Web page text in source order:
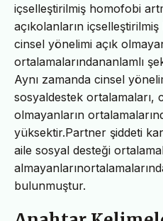
içselleştirilmiş homofobi
açıkolanların
cinsel yönelimi açık
ortalamalarındananlamlı
Aynı zamanda cinsel
sosyaldestek ortalamaları,
olmayanların
yüksektir.Partner şiddeti
aile sosyal desteği
bulunmuştur.